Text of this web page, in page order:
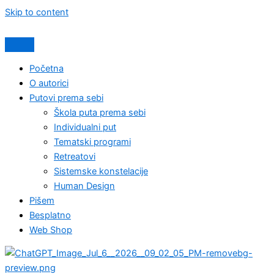
Skip to content
Početna
O autorici
Putovi prema sebi
Škola puta prema sebi
Individualni put
Tematski programi
Retreatovi
Sistemske konstelacije
Human Design
Pišem
Besplatno
Web Shop